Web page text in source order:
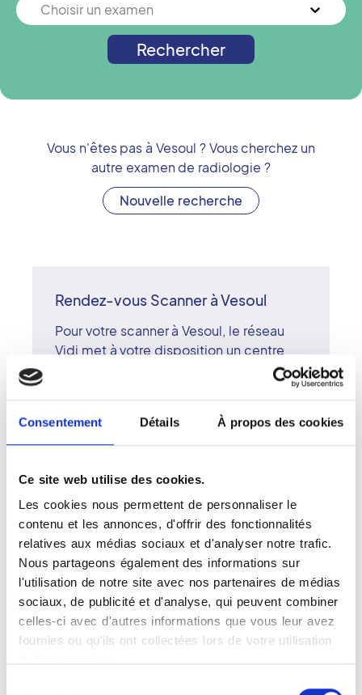
Consentement Détails À propos des cookies
Ce site web utilise des cookies.
Les cookies nous permettent de personnaliser le
contenu et les annonces, d'offrir des fonctionnalités
relatives aux médias sociaux et d'analyser notre trafic.
Nous partageons également des informations sur
l'utilisation de notre site avec nos partenaires de médias
sociaux, de publicité et d'analyse, qui peuvent combiner
celles-ci avec d'autres informations que vous leur avez
fournies ou qu'ils ont collectées lors de votre utilisation
Choisir un examen
Rechercher
Vous n'êtes pas à Vesoul ? Vous cherchez un
autre examen de radiologie ?
Nouvelle recherche
Rendez-vous Scanner à Vesoul
Pour votre scanner à Vesoul, le réseau
Vidi met à votre disposition un centre
d'imagerie moderne et accueillant. Le
plateau technique comprend un scanner
d'autres équipements performants. Les
radiologues surspécialisés du centre
diagnostics. Le réseau Vidi défend une
imagerie médicale d'excellence, alliant
technologie et bienveillance. À Vesoul,
le centre d'imagerie s'engage à offrir un
accompagnement humain, attentif et
professionnel.